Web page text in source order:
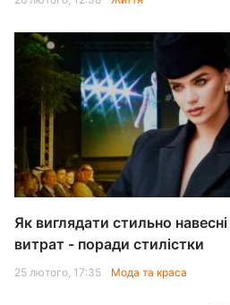
Як виглядати стильно
витрат - поради стилістки
25 лютого, 17:35 Мода та краса